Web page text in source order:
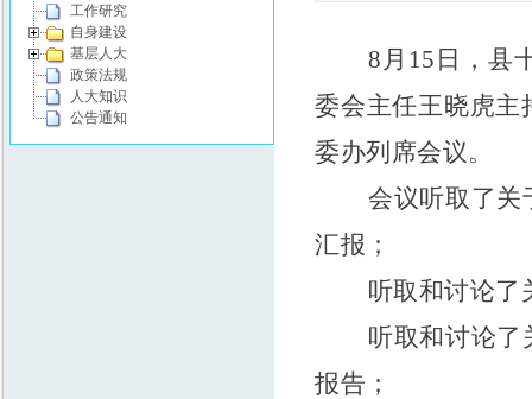
8月15日，县
委会主任王晓虎主
委办列席会议。
会议听取了关
汇报；
听取和讨论了
听取和讨论
报告；
工作研究
自身建设
基层人大
政策法规
人大知识
公告通知